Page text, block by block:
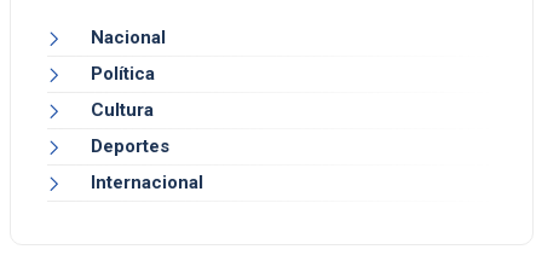
Nacional
Política
Cultura
Deportes
Internacional